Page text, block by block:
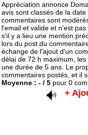
Appréciation annonce
avis sont classés de la
commentaires sont
l'email et valide et n'est
s'il y a lieu une mention
lors du post du
échange de l'ajout d'un
délai de 72 h maximum,
une durée de 5 ans. Le
commentaires postés, et il
Moyenne : - / 5 pour 0
+